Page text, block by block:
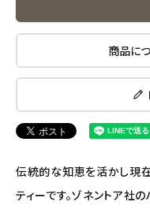
エコリュクス
エコメイト
ナチュラプラス
アルモニベルツ
商品に
伝統的な知恵を活かし現
ティーです。ゾネントア社